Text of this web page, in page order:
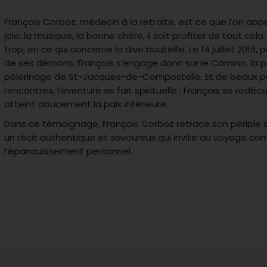
François Corboz, médecin à la retraite, est ce que l’on
joie, la musique, la bonne chère, il sait profiter de tout
trop, en ce qui concerne la dive bouteille. Le 14 juillet 2016,
de ses démons, François s’engage donc sur le Camino, la
pèlerinage de St-Jacques-de-Compostelle. Et de beaux
rencontres, l’aventure se fait spirituelle ; François se
atteint doucement la paix intérieure…
Dans ce témoignage, François Corboz retrace son périple
un récit authentique et savoureux qui invite au voyage
l’épanouissement personnel.